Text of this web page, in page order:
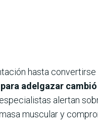
hasta convertirse
adelgazar
alertan
muscular y